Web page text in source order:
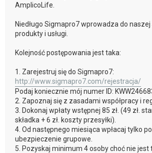
AmplicoLife.
Niedługo Sigmapro7 wprowadza do naszej
produkty i usługi.
Kolejność postępowania jest taka:
1. Zarejestruj się do Sigmapro7:
http://www.sigmapro7.com/rejestracja/
Podaj koniecznie mój numer ID:
2. Zapoznaj się z zasadami współpracy i
3. Dokonaj wpłaty wstępnej 85 zł. (49 zł.
składka + 6 zł. koszty przesyłki).
4. Od następnego miesiąca wpłacaj tylko po
ubezpieczenie grupowe.
5. Pozyskaj minimum 4 osoby choć nie jest